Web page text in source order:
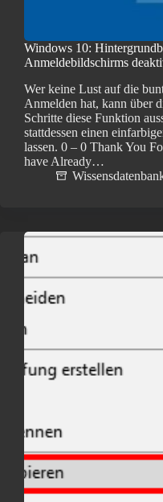
Windows 10:
Anmeldebildschirms
Wer keine Lust auf die
Anmelden hat, kann über
Schritte diese Funktion
stattdessen einen
lassen. 0 – 0 Thank You
have Already…